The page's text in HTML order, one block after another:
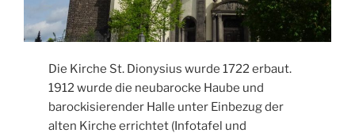
Die Kirche St. Dionysius wurde 1722 erbaut.
1912 wurde die neubarocke Haube und
barockisierender Halle unter Einbezug der
alten Kirche errichtet (Infotafel und